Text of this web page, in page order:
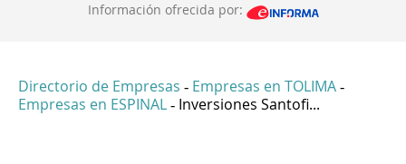
Información ofrecida por:
Directorio de Empresas - Empresas en TOLIMA -
Empresas en ESPINAL - Inversiones Santofi...